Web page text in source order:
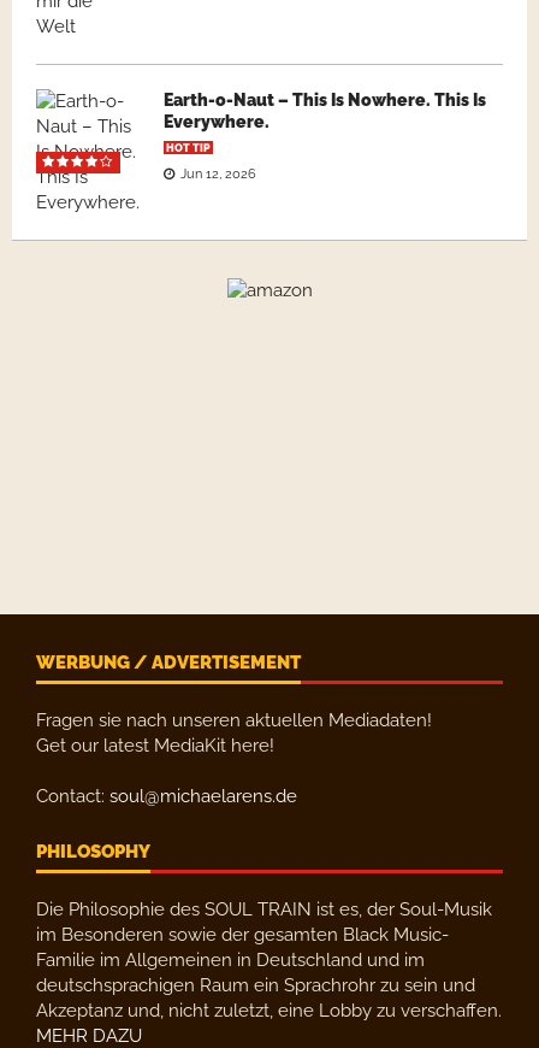
Earth-o-Naut – This Is Nowhere. This Is
Everywhere.
HOT TIP
Jun 12, 2026
WERBUNG / ADVERTISEMENT
Fragen sie nach unseren aktuellen Mediadaten!
Get our latest MediaKit here!
Contact: soul@michaelarens.de
PHILOSOPHY
Die Philosophie des SOUL TRAIN ist es, der Soul-Musik
im Besonderen sowie der gesamten Black Music-
Familie im Allgemeinen in Deutschland und im
deutschsprachigen Raum ein Sprachrohr zu sein und
Akzeptanz und, nicht zuletzt, eine Lobby zu verschaffen.
MEHR DAZU